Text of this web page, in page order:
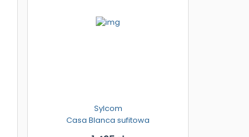
Sylcom
Casa Blanca sufitowa